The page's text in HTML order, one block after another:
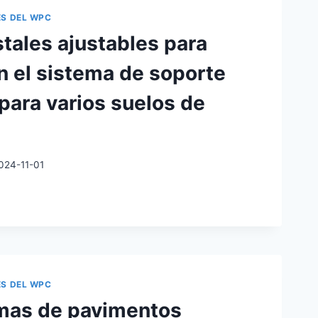
DEL WPC
ajustables para
el sistema de soporte
varios suelos de
11-01
DEL WPC
de pavimentos